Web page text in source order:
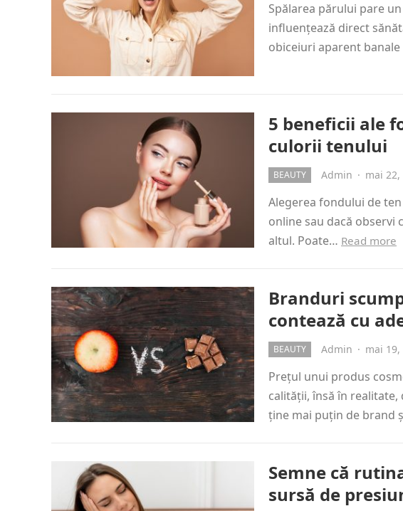
Spălarea părului pare
influențează direct
obiceiuri aparent
5 beneficii ale
culorii tenului
BEAUTY Admin · mai 22,
Alegerea fondului de
online sau dacă observi
altul. Poate… Read more
Branduri
contează cu
BEAUTY Admin · mai 19,
Prețul unui produs
calității, însă în
ține mai puțin de brand
Semne că
sursă de